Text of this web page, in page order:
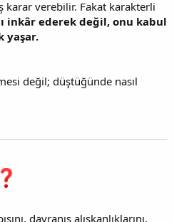
karar verebilir. Fakat karakterli
inkâr ederek değil, onu kabul
yaşar.
değil; düştüğünde nasıl
davranış alışkanlıklarını,